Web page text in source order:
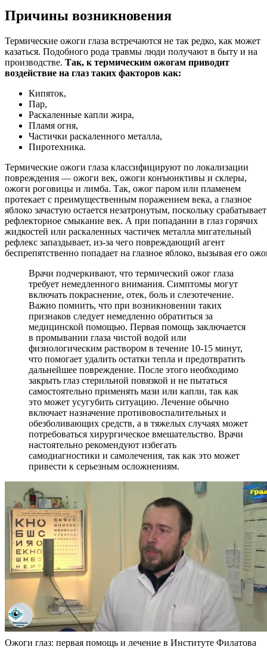
Причины возникновения
Термические ожоги глаза встречаются не так редко, как может
казаться. Подобного рода травмы люди получают в быту и на
производстве. Так, к термическим ожогам приводит
воздействие на глаз таких факторов как:
Кипяток,
Пар,
Раскаленные капли жира,
Пламя огня,
Частички раскаленного металла,
Пиротехника.
Термические ожоги глаза классифицируют по локализации
повреждения — ожоги век, ожоги конъюнктивы и склеры,
ожоги роговицы и лимба. Так, ожог паром или пламенем
протекает с преимущественным поражением века, а глазное
яблоко зачастую остается незатронутым, поскольку срабатывает
рефлекторное смыкание век. А при попадании в глаз горячих
жидкостей или раскаленных частичек металла мигательный
рефлекс запаздывает, из-за чего повреждающий агент
беспрепятственно попадает на глазное яблоко, вызывая его
Врачи подчеркивают, что термический ожог глаза
требует немедленного внимания. Симптомы могут
включать покраснение, отек, боль и слезотечение.
Важно помнить, что при возникновении таких
признаков следует немедленно обратиться за
медицинской помощью. Первая помощь заключается
в промывании глаза чистой водой или
физиологическим раствором в течение 10-15 минут,
что помогает удалить остатки тепла и предотвратить
дальнейшее повреждение. После этого необходимо
закрыть глаз стерильной повязкой и не пытаться
самостоятельно применять мази или капли, так как
это может усугубить ситуацию. Лечение обычно
включает назначение противовоспалительных и
обезболивающих средств, а в тяжелых случаях может
потребоваться хирургическое вмешательство. Врачи
настоятельно рекомендуют избегать
самодиагностики и самолечения, так как это может
привести к серьезным осложнениям.
Ожоги глаз: первая помощь и лечение в Институте Филатова